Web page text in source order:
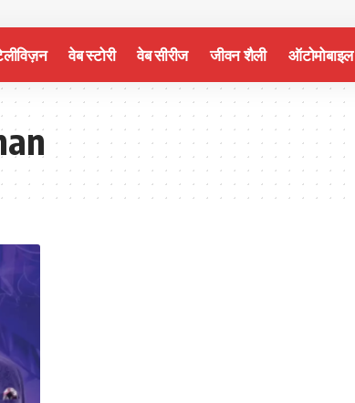
वेब स्टोरी वेब सीरीज जीवन शैली ऑटोमोबाइल